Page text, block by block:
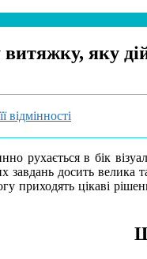
яку
відмінності
рухається в бік
завдань досить
приходять цікаві